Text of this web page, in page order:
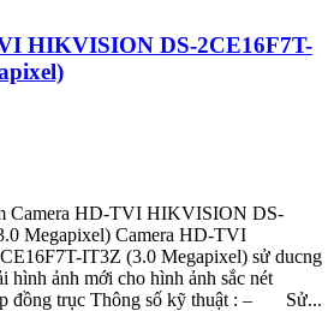
HIKVISION DS-2CE16F7T-
Camera HD-TVI HIKVISION DS-
Megapixel) Camera HD-TVI
IT3Z (3.0 Megapixel) sử ducng
hình ảnh mới cho hình ảnh sắc nét
đồng trục Thông số kỹ thuật : – Sử...